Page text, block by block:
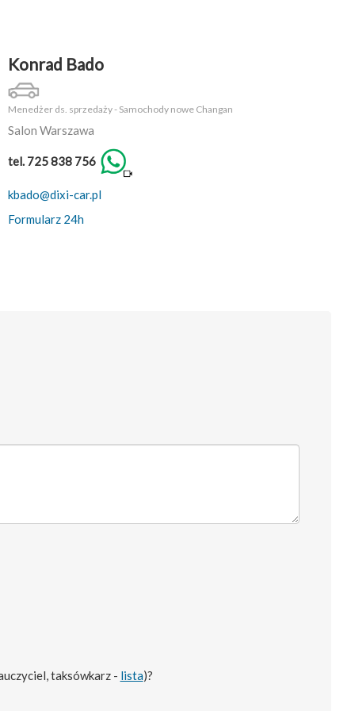
Konrad Bado
Menedżer ds. sprzedaży - Samochody nowe Changan
Salon Warszawa
tel. 725 838 756
kbado@dixi-car.pl
Formularz 24h
taksówkarz - lista)?